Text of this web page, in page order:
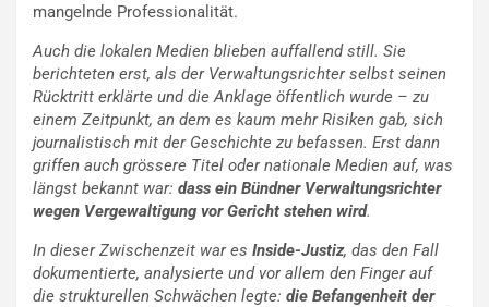
mangelnde Professionalität.
Auch die lokalen Medien blieben auffallend still. Sie
berichteten erst, als der Verwaltungsrichter selbst seinen
Rücktritt erklärte und die Anklage öffentlich wurde – zu
einem Zeitpunkt, an dem es kaum mehr Risiken gab, sich
journalistisch mit der Geschichte zu befassen. Erst dann
griffen auch grössere Titel oder nationale Medien auf, was
längst bekannt war: dass ein Bündner Verwaltungsrichter
wegen Vergewaltigung vor Gericht stehen wird.
In dieser Zwischenzeit war es Inside-Justiz, das den Fall
dokumentierte, analysierte und vor allem den Finger auf
die strukturellen Schwächen legte: die Befangenheit der